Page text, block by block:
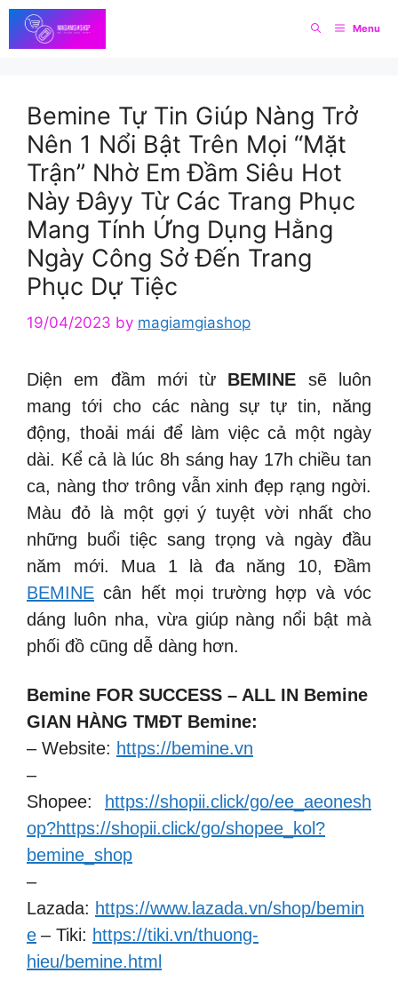
Skip
to
content
Menu
Bemine Tự Tin Giúp Nàng Trở
Nên 1 Nổi Bật Trên Mọi “Mặt
Trận” Nhờ Em Đầm Siêu Hot
Này Đâyy Từ Các Trang Phục
Mang Tính Ứng Dụng Hằng
Ngày Công Sở Đến Trang
Phục Dự Tiệc
19/04/2023 by magiamgiashop
Diện em đầm mới từ BEMINE sẽ luôn
mang tới cho các nàng sự tự tin, năng
động, thoải mái để làm việc cả một ngày
dài. Kể cả là lúc 8h sáng hay 17h chiều tan
ca, nàng thơ trông vẫn xinh đẹp rạng ngời.
Màu đỏ là một gợi ý tuyệt vời nhất cho
những buổi tiệc sang trọng và ngày đầu
năm mới. Mua 1 là đa năng 10, Đầm
BEMINE cân hết mọi trường hợp và vóc
dáng luôn nha, vừa giúp nàng nổi bật mà
phối đồ cũng dễ dàng hơn.
Bemine FOR SUCCESS – ALL IN Bemine
GIAN HÀNG TMĐT Bemine:
– Website: https://bemine.vn
–
Shopee:
https://shopii.click/go/ee_aeonesh
op?https://shopii.click/go/shopee_kol?
bemine_shop
–
Lazada: https://www.lazada.vn/shop/bemin
e – Tiki: https://tiki.vn/thuong-
hieu/bemine.html